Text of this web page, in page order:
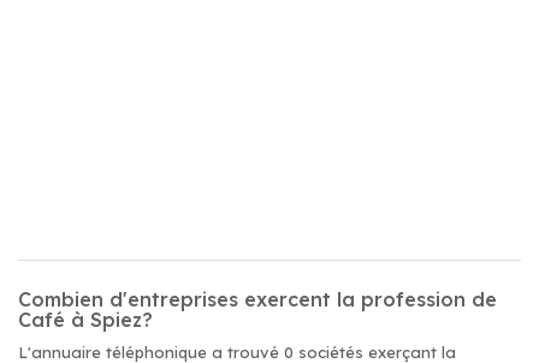
Combien d'entreprises exercent la profession de
Café à Spiez?
L'annuaire téléphonique a trouvé 0 sociétés exerçant la